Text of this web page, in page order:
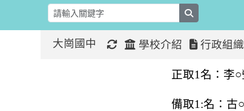
大崗國中 學校介紹 行政組織
本校１
正取1名：李○
備取1:名：古